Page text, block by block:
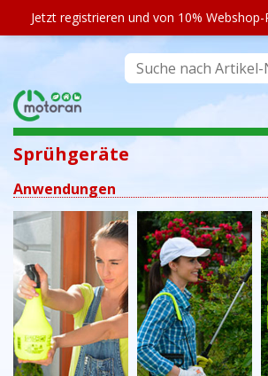
Jetzt registrieren und von 10%
SORTIMENT
Sprühgeräte
Anwendungen